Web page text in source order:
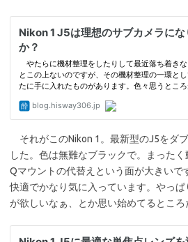
それがこのNikon 1。最新型のJ5をダ
した。色は無難なブラックで。まった
Qマウントの代替えという面が大きいで
快適でかなり気に入っています。やっ
が欲しいなぁ、とか思い始めてるところ